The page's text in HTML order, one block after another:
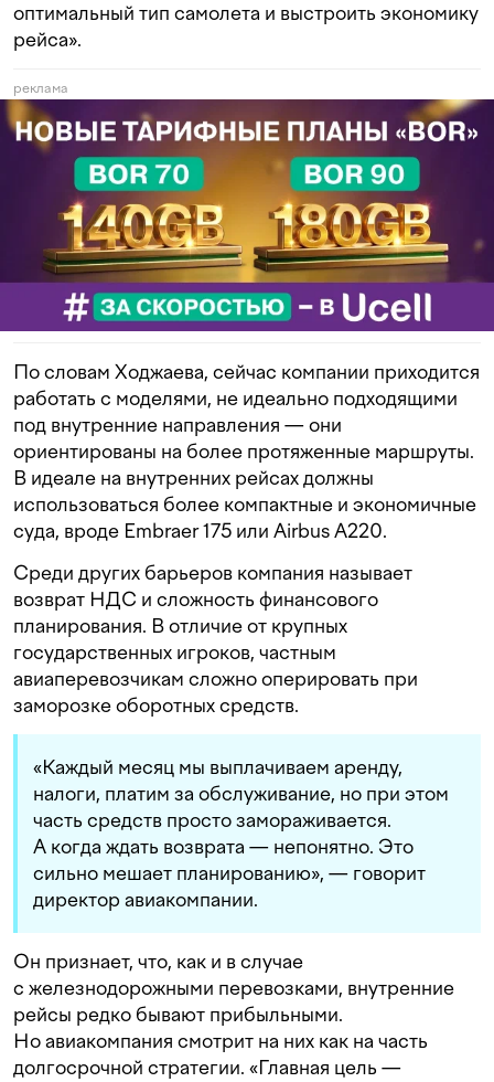
оптимальный тип самолета и выстроить экономику
рейса».
реклама
По словам Ходжаева, сейчас компании приходится
работать с моделями, не идеально подходящими
под внутренние направления — они
ориентированы на более протяженные маршруты.
В идеале на внутренних рейсах должны
использоваться более компактные и экономичные
суда, вроде Embraer 175 или Airbus A220.
Среди других барьеров компания называет
возврат НДС и сложность финансового
планирования. В отличие от крупных
государственных игроков, частным
авиаперевозчикам сложно оперировать при
заморозке оборотных средств.
«Каждый месяц мы выплачиваем аренду,
налоги, платим за обслуживание, но при этом
часть средств просто замораживается.
А когда ждать возврата — непонятно. Это
сильно мешает планированию», — говорит
директор авиакомпании.
Он признает, что, как и в случае
с железнодорожными перевозками, внутренние
рейсы редко бывают прибыльными.
Но авиакомпания смотрит на них как на часть
долгосрочной стратегии. «Главная цель —